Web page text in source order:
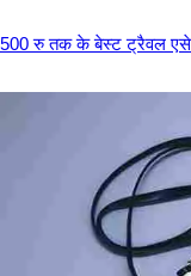
500 रु तक के बेस्ट ट्रैवल